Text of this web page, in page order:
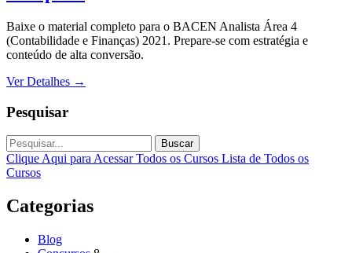
Baixe o material completo para o BACEN Analista Área 4
(Contabilidade e Finanças) 2021. Prepare-se com estratégia e
conteúdo de alta conversão.
Ver Detalhes →
Pesquisar
Buscar
Clique Aqui para Acessar Todos os Cursos Lista de Todos os
Cursos
Categorias
Blog